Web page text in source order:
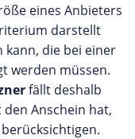
eines Anbieters
darstellt
die bei einer
werden müssen.
fällt deshalb
Anschein hat,